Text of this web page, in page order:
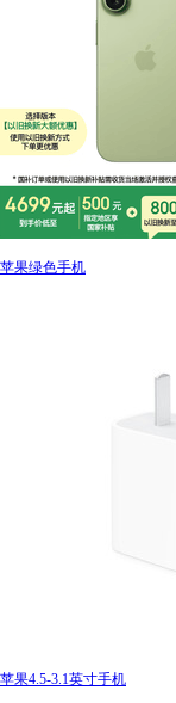
苹果绿色手机
苹果4.5-3.1英寸手机